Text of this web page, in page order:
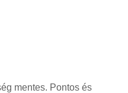
mentes. Pontos és